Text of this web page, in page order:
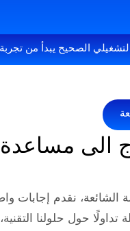
من تجربة حقيقية.
ابدأ
إجابات واضحة ومباشرة
التقنية، تكامل الأنظمة،